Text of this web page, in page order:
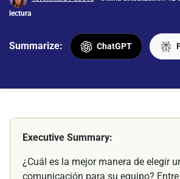
lectura
Summarize: ChatGPT
Executive Summary:
¿Cuál es la mejor manera de elegir
comunicación para su equipo?